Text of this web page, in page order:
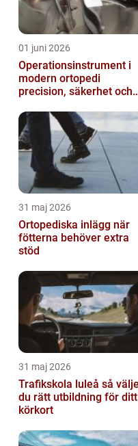
01 juni 2026
Operationsinstrument i
modern ortopedi
precision, säkerhet och
31 maj 2026
Ortopediska inlägg när
fötterna behöver extra
stöd
31 maj 2026
Trafikskola luleå så väljer
du rätt utbildning för ditt
körkort